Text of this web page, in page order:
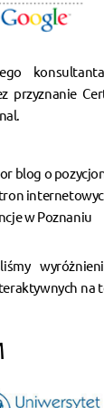
przyznanie
na